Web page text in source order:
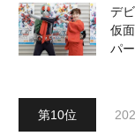
デ
仮
パ